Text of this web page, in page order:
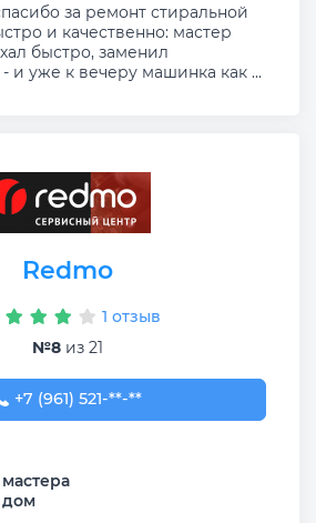
за ремонт стиральной
и качественно: мастер
быстро, заменил
и уже к вечеру машинка как ...
Redmo
1 отзыв
№8 из 21
+7 (961) 521-50-30
+7 (961) 521-**-**
дом